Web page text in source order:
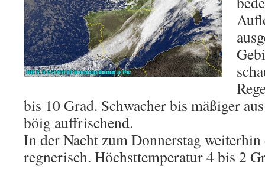
bis 10 Grad. Schwacher bis mäßiger
böig auffrischend.
In der Nacht zum Donnerstag
regnerisch. Höchsttemperatur 4 bis 2